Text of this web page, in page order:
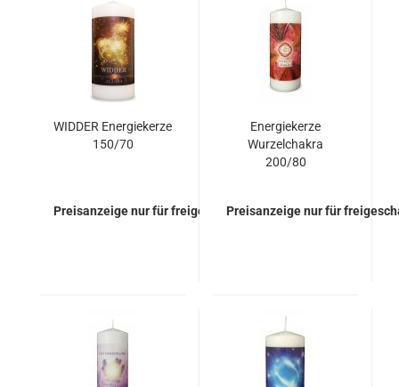
WIDDER Energiekerze
150/70
Preisanzeige nur für freigeschaltete Kunden
Energiekerze
Wurzelchakra
200/80
Preisanzeige nur für